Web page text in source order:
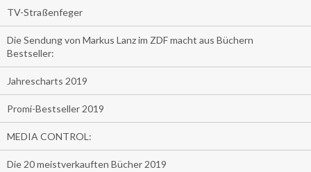
TV-Straßenfeger
Die Sendung von Markus Lanz im ZDF macht aus Büchern
Bestseller:
Jahrescharts 2019
Promi-Bestseller 2019
MEDIA CONTROL:
Die 20 meistverkauften Bücher 2019